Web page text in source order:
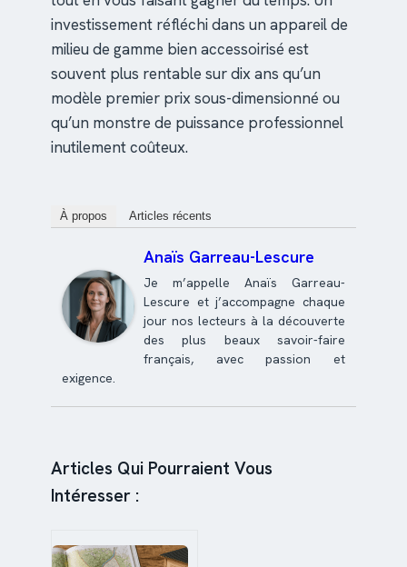
investissement réfléchi dans un appareil de
milieu de gamme bien accessoirisé est
souvent plus rentable sur dix ans qu’un
modèle premier prix sous-dimensionné ou
qu’un monstre de puissance professionnel
inutilement coûteux.
À propos Articles récents
Anaïs Garreau-Lescure
Je m’appelle Anaïs Garreau-
Lescure et j’accompagne chaque
jour nos lecteurs à la découverte
des plus beaux savoir-faire
français, avec passion et
exigence.
Articles Qui Pourraient Vous
Intéresser :